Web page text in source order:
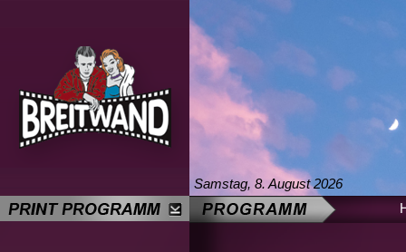
Samstag, 8. August 2026